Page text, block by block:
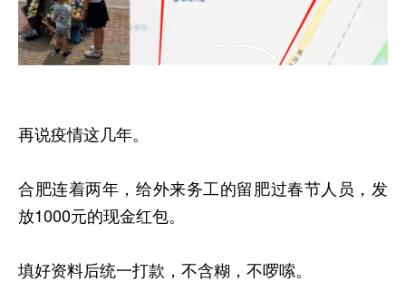
再说疫情这几年。
合肥连着两年，给外来务工的留肥过春节人员，发
放1000元的现金红包。
填好资料后统一打款，不含糊，不啰嗦。